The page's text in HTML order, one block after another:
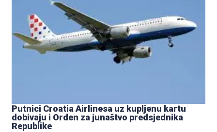
Putnici Croatia Airlinesa uz kupljenu kartu
dobivaju i Orden za junaštvo predsjednika
Republike